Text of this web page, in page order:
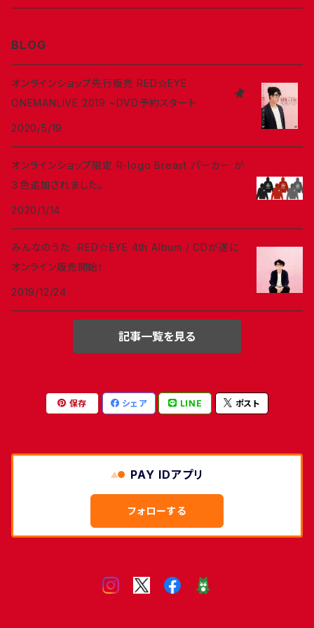
BLOG
オンラインショップ先行販売 RED☆EYE
ONEMANLIVE 2019 ~DVD予約スタート
2020/5/19
オンラインショップ限定 R-logo Breast パーカー が
３色追加されました。
2020/1/14
みんなのうた -RED☆EYE 4th Album / CDが遂に
オンライン販売開始！
2019/12/24
記事一覧を見る
保存 シェア LINE ポスト
PAY IDアプリ
フォローする